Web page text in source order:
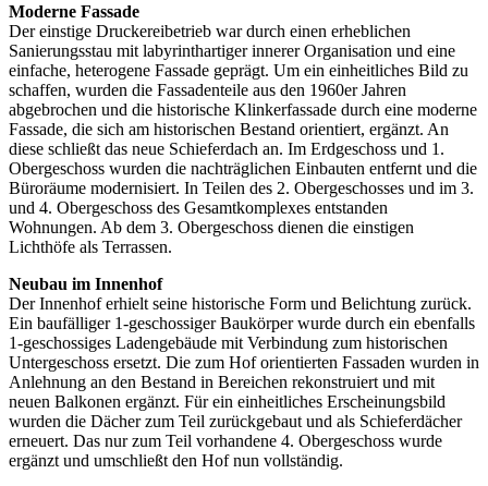
Moderne Fassade
Der einstige Druckereibetrieb war durch einen erheblichen
Sanierungsstau mit labyrinthartiger innerer Organisation und eine
einfache, heterogene Fassade geprägt. Um ein einheitliches Bild zu
schaffen, wurden die Fassadenteile aus den 1960er Jahren
abgebrochen und die historische Klinkerfassade durch eine moderne
Fassade, die sich am historischen Bestand orientiert, ergänzt. An
diese schließt das neue Schieferdach an. Im Erdgeschoss und 1.
Obergeschoss wurden die nachträglichen Einbauten entfernt und die
Büroräume modernisiert. In Teilen des 2. Obergeschosses und im 3.
und 4. Obergeschoss des Gesamtkomplexes entstanden
Wohnungen. Ab dem 3. Obergeschoss dienen die einstigen
Lichthöfe als Terrassen.
Neubau im Innenhof
Der Innenhof erhielt seine historische Form und Belichtung zurück.
Ein baufälliger 1-geschossiger Baukörper wurde durch ein ebenfalls
1-geschossiges Ladengebäude mit Verbindung zum historischen
Untergeschoss ersetzt. Die zum Hof orientierten Fassaden wurden in
Anlehnung an den Bestand in Bereichen rekonstruiert und mit
neuen Balkonen ergänzt. Für ein einheitliches Erscheinungsbild
wurden die Dächer zum Teil zurückgebaut und als Schieferdächer
erneuert. Das nur zum Teil vorhandene 4. Obergeschoss wurde
ergänzt und umschließt den Hof nun vollständig.